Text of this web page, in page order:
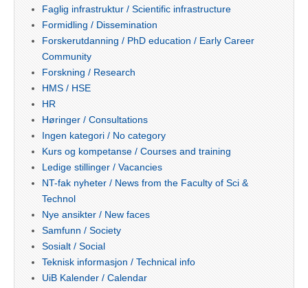
Faglig infrastruktur / Scientific infrastructure
Formidling / Dissemination
Forskerutdanning / PhD education / Early Career
Community
Forskning / Research
HMS / HSE
HR
Høringer / Consultations
Ingen kategori / No category
Kurs og kompetanse / Courses and training
Ledige stillinger / Vacancies
NT-fak nyheter / News from the Faculty of Sci &
Technol
Nye ansikter / New faces
Samfunn / Society
Sosialt / Social
Teknisk informasjon / Technical info
UiB Kalender / Calendar